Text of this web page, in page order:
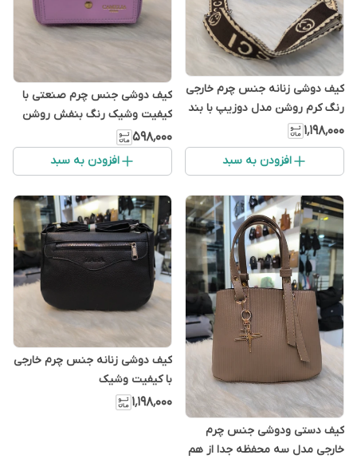
کیف دوشی زنانه جنس چرم خارجی
رنگ کرم روشن مدل دوزیپ با بند
پهن طرح دار دار
۱٬۱۹۸٬۰۰۰
افزودن به سبد
کیف دوشی جنس چرم صنعتی با
کیفیت وشیک رنگ بنفش روشن
۵۹۸٬۰۰۰
افزودن به سبد
کیف دستی ودوشی جنس چرم
خارجی مدل سه محفظه جدا از هم
کیف دوشی زنانه جنس چرم خارجی
با کیفیت وشیک
۱٬۱۹۸٬۰۰۰